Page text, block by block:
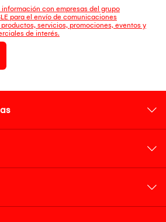
con empresas del grupo
para el envío de comunicaciones
servicios, promociones, eventos y
de interés.